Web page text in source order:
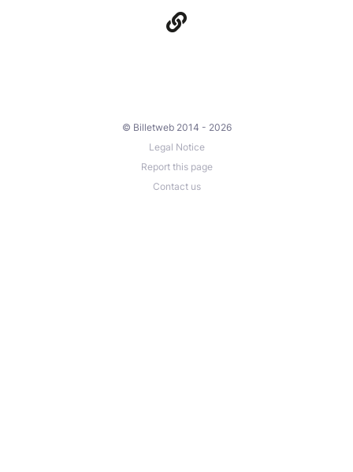
© Billetweb 2014 - 2026
Legal Notice
Report this page
Contact us